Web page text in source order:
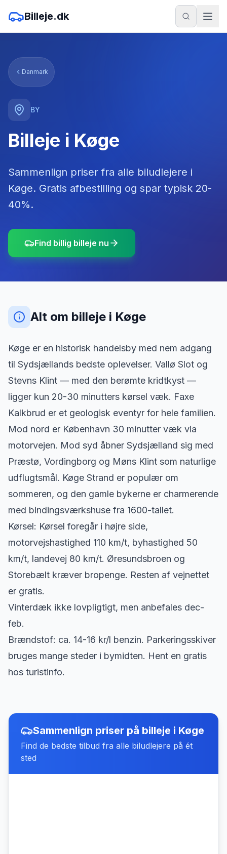
Billeje.dk
Danmark
BY
Billeje i Køge
Sammenlign priser fra alle biludlejere i
Køge. Gratis afbestilling og spar typisk 20-
40%.
Find billig billeje nu
Alt om billeje i Køge
Køge er en historisk handelsby med nem adgang
til Sydsjællands bedste oplevelser. Vallø Slot og
Stevns Klint — med den berømte kridtkyst —
ligger kun 20-30 minutters kørsel væk. Faxe
Kalkbrud er et geologisk eventyr for hele familien.
Mod nord er København 30 minutter væk via
motorvejen. Mod syd åbner Sydsjælland sig med
Præstø, Vordingborg og Møns Klint som naturlige
udflugtsmål. Køge Strand er populær om
sommeren, og den gamle bykerne er charmerende
med bindingsværkshuse fra 1600-tallet.
Kørsel: Kørsel foregår i højre side,
motorvejshastighed 110 km/t, byhastighed 50
km/t, landevej 80 km/t. Øresundsbroen og
Storebælt kræver bropenge. Resten af vejnettet
er gratis.
Vinterdæk ikke lovpligtigt, men anbefales dec-
feb.
Brændstof: ca. 14-16 kr/l benzin. Parkeringsskiver
bruges mange steder i bymidten. Hent en gratis
hos turistinfo.
Sammenlign priser på billeje i Køge
Find de bedste tilbud fra alle biludlejere på ét
sted